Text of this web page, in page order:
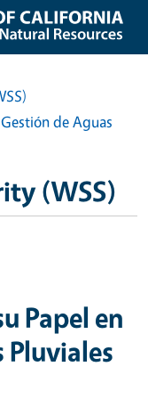
de Aguas
(WSS)
Papel en
Pluviales